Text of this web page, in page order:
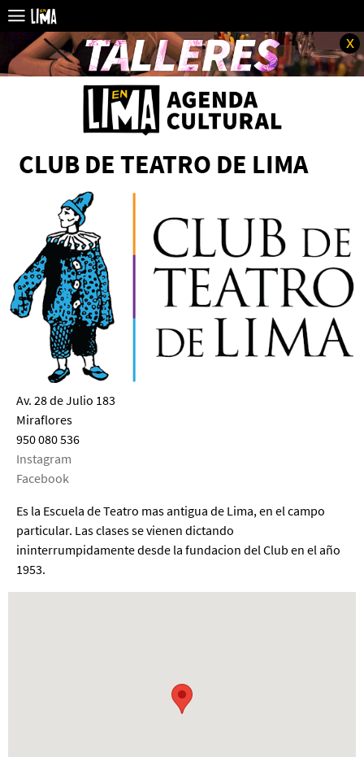
x
CLUB DE TEATRO DE LIMA
Av. 28 de Julio 183
Miraflores
950 080 536
Instagram
Facebook
Es la Escuela de Teatro mas antigua de Lima, en el campo
particular. Las clases se vienen dictando
ininterrumpidamente desde la fundacion del Club en el año
1953.